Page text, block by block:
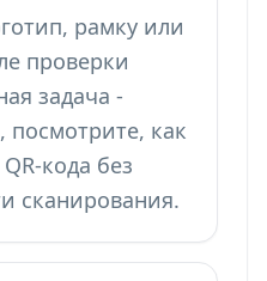
рамку или
проверки
задача -
как
кода без
сканирования.